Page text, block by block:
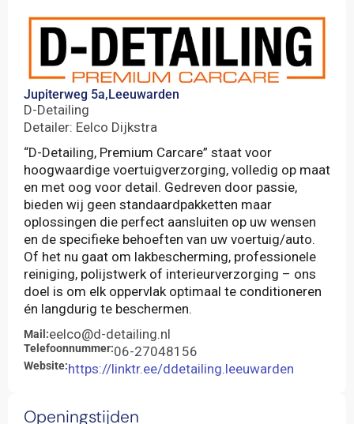
Jupiterweg 5a, Leeuwarden
D-Detailing
Detailer: Eelco Dijkstra
“D-Detailing, Premium Carcare” staat voor
hoogwaardige voertuigverzorging, volledig op maat
en met oog voor detail. Gedreven door passie,
bieden wij geen standaardpakketten maar
oplossingen die perfect aansluiten op uw wensen
en de specifieke behoeften van uw voertuig/auto.
Of het nu gaat om lakbescherming, professionele
reiniging, polijstwerk of interieurverzorging – ons
doel is om elk oppervlak optimaal te conditioneren
én langdurig te beschermen.
Mail:eelco@d-detailing.nl
Telefoonnummer:06-27048156
Website:https://linktr.ee/ddetailing.leeuwarden
Openingstijden